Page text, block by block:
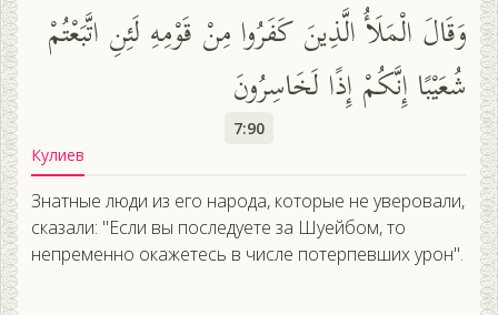
وَقَالَ الْمَلَأُ الَّذِينَ كَفَرُوا مِنْ قَوْمِهِ لَئِنِ اتَّبَعْتُمْ
شُعَيْبًا إِنَّكُمْ إِذًا لَخَاسِرُونَ
7:90
Кулиев
Знатные люди из его народа, которые не уверовали,
сказали: "Если вы последуете за Шуейбом, то
непременно окажетесь в числе потерпевших урон".